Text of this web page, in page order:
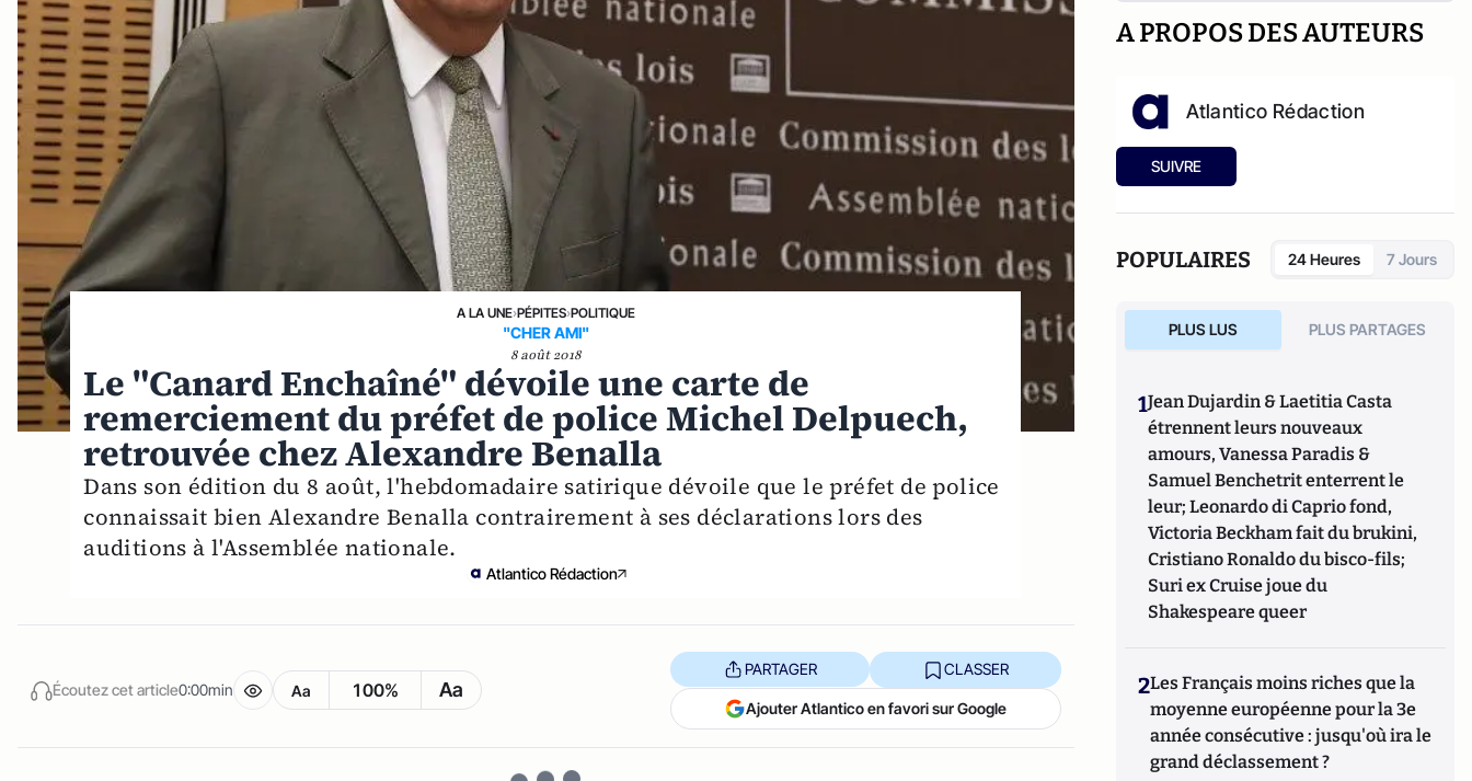
A LA UNE›PÉPITES›POLITIQUE
"CHER AMI"
8 août 2018
Le "Canard Enchaîné" dévoile une carte de
remerciement du préfet de police Michel Delpuech,
retrouvée chez Alexandre Benalla
Dans son édition du 8 août, l'hebdomadaire satirique dévoile que le préfet de police
connaissait bien Alexandre Benalla contrairement à ses déclarations lors des
auditions à l'Assemblée nationale.
Atlantico Rédaction
Écoutez cet article0:00min Aa 100% Aa
PARTAGER CLASSER
Ajouter Atlantico en favori sur Google
A PROPOS DES AUTEURS
Atlantico Rédaction
SUIVRE
POPULAIRES 24 Heures 7 Jours
PLUS LUS PLUS PARTAGES
1Jean Dujardin & Laetitia Casta
étrennent leurs nouveaux
amours, Vanessa Paradis &
Samuel Benchetrit enterrent le
leur; Leonardo di Caprio fond,
Victoria Beckham fait du brukini,
Cristiano Ronaldo du bisco-fils;
Suri ex Cruise joue du
Shakespeare queer
2Les Français moins riches que la
moyenne européenne pour la 3e
année consécutive : jusqu'où ira le
grand déclassement ?